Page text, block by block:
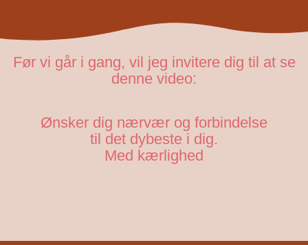
Før vi går i gang, vil jeg invitere dig til at se
denne video:
Ønsker dig nærvær og forbindelse
til det dybeste i dig.
Med kærlighed